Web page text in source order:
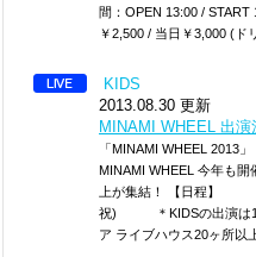
間：OPEN 13:00 /
￥2,500 / 当日￥3,000 (ド
KIDS
2013.08.30 更新
MINAMI WHEEL 出演
「MINAMI WHEEL 2013
MINAMI WHEEL 今年も
上が集結！ 【日程】
祝) ＊KIDSの出演は
ア ライブハウス20ヶ所以